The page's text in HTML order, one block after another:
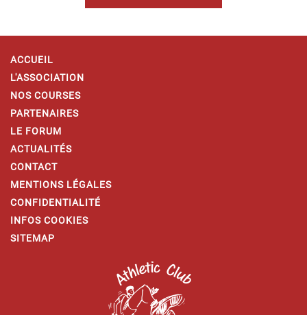
ACCUEIL
L'ASSOCIATION
NOS COURSES
PARTENAIRES
LE FORUM
ACTUALITÉS
CONTACT
MENTIONS LÉGALES
CONFIDENTIALITÉ
INFOS COOKIES
SITEMAP